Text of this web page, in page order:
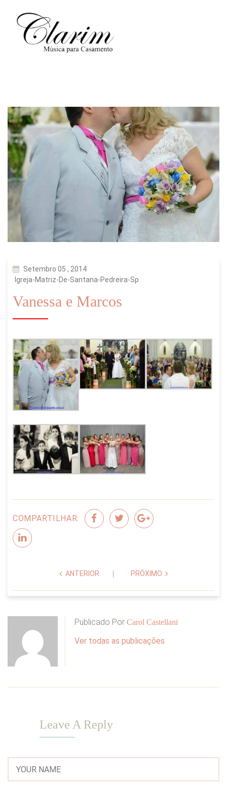
Setembro 05 , 2014
Igreja-Matriz-De-Santana-Pedreira-Sp
Vanessa e Marcos
COMPARTILHAR:
ANTERIOR PRÓXIMO
Publicado Por Carol Castellani
Ver todas as publicações
Leave A Reply